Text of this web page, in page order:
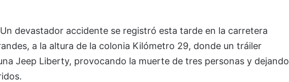
devastador accidente se registró esta tarde en la carretera
a la altura de la colonia Kilómetro 29, donde un tráiler
Jeep Liberty, provocando la muerte de tres personas y dejando